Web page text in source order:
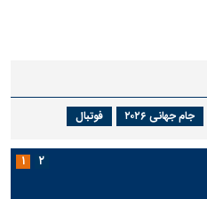
جام جهانی ۲۰۲۶ فوتبال
۱ ۲